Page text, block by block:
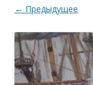
← Предыдущее